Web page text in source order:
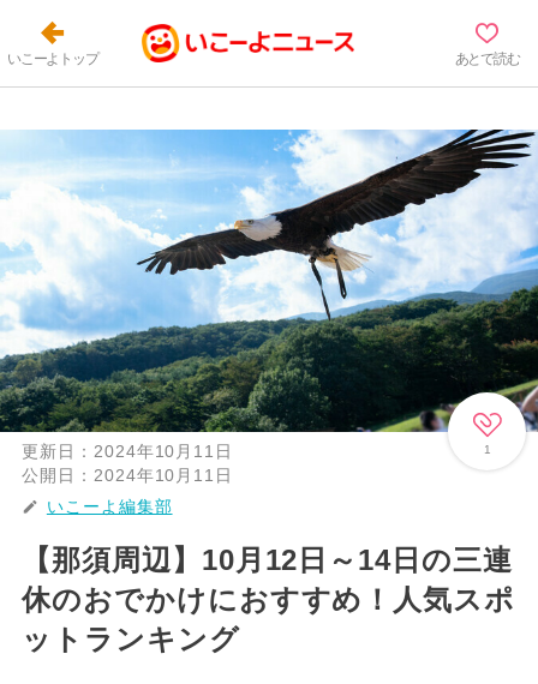
いこーよトップ あとで読む
1
更新日： 2024年10月11日
公開日： 2024年10月11日
いこーよ編集部
【那須周辺】10月12日～14日の三連
休のおでかけにおすすめ！人気スポ
ットランキング